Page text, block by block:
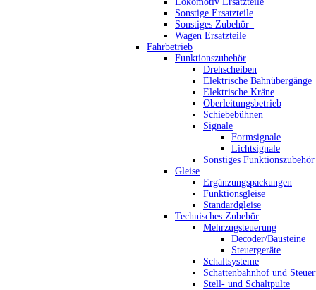
Sonstige Ersatzteile
Sonstiges Zubehör_
Wagen Ersatzteile
Fahrbetrieb
Funktionszubehör
Drehscheiben
Elektrische Bahnübergänge
Elektrische Kräne
Oberleitungsbetrieb
Schiebebühnen
Signale
Formsignale
Lichtsignale
Sonstiges Funktionszubehör
Gleise
Ergänzungspackungen
Funktionsgleise
Standardgleise
Technisches Zubehör
Mehrzugsteuerung
Decoder/Bausteine
Steuergeräte
Schaltsysteme
Schattenbahnhof und
Stell- und Schaltpulte